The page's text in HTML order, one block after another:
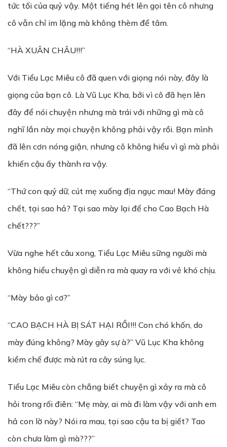
tức tối của quỷ vậy. Một tiếng hét lên gọi tên cô nhưng
cô vẫn chỉ im lặng mà không thèm để tâm.
“HÀ XUÂN CHÂU!!!”
Với Tiểu Lạc Miêu cô đã quen với giọng nói này, đây là
giọng của bạn cô. Là Vũ Lục Kha, bởi vì cô đã hẹn lên
đây để nói chuyện nhưng mà trái với những gì mà cô
nghĩ lần này mọi chuyện không phải vậy rồi. Bạn mình
đã lên cơn nóng giận, nhưng cô không hiểu vì gì mà phải
khiến cậu ấy thành ra vậy.
“Thứ con quỷ dữ, cút mẹ xuống địa ngục mau! Mày đáng
chết, tại sao hả? Tại sao mày lại để cho Cao Bạch Hà
chết???”
Vừa nghe hết câu xong, Tiểu Lạc Miêu sững người mà
không hiểu chuyện gì diễn ra mà quay ra với vẻ khó chịu.
“Mày bảo gì cơ?”
“CAO BẠCH HÀ BỊ SÁT HẠI RỒI!!! Con chó khốn, do
mày đúng không? Mày gây sự à?” Vũ Lục Kha không
kiềm chế được mà rút ra cây súng lục.
Tiểu Lạc Miêu còn chẳng biết chuyện gì xảy ra mà cô
hỏi trong rối điên: “Mẹ mày, ai mà đi làm vậy với anh em
hả con lờ này? Nói ra mau, tại sao cậu ta bị giết? Tao
còn chưa làm gì mà???”